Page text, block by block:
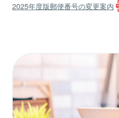
2025年度版郵便番号の変更案内